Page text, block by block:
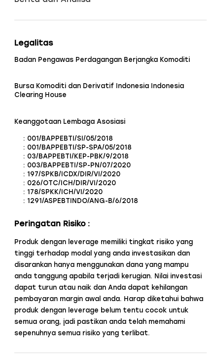
Legalitas
Badan Pengawas Perdagangan Berjangka Komoditi
Bursa Komoditi dan Derivatif Indonesia Indonesia
Clearing House
Keanggotaan Lembaga Asosiasi
: 001/BAPPEBTI/SI/05/2018
: 001/BAPPEBTI/SP-SPA/05/2018
: 03/BAPPEBTI/KEP-PBK/9/2018
: 003/BAPPEBTI/SP-PN/07/2020
: 197/SPKB/ICDX/DIR/VI/2020
: 026/OTC/ICH/DIR/VI/2020
: 178/SPKK/ICH/VI/2020
: 1291/ASPEBTINDO/ANG-B/6/2018
Peringatan Risiko :
Produk dengan leverage memiliki tingkat risiko yang
tinggi terhadap modal yang anda investasikan dan
disarankan hanya menggunakan dana yang mampu
anda tanggung apabila terjadi kerugian. Nilai investasi
dapat turun atau naik dan Anda dapat kehilangan
pembayaran margin awal anda. Harap diketahui bahwa
produk dengan leverage belum tentu cocok untuk
semua orang, jadi pastikan anda telah memahami
sepenuhnya semua risiko yang terlibat.